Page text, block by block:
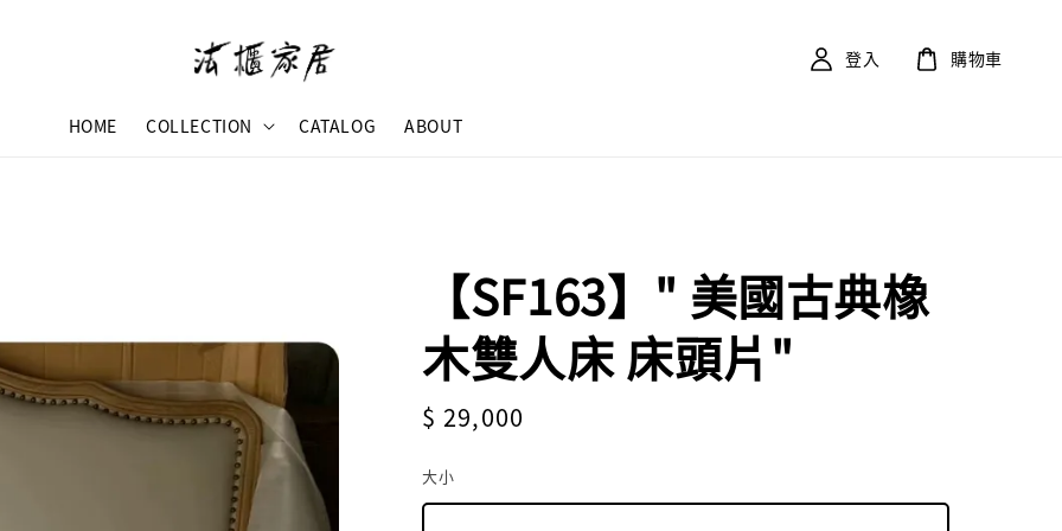
HOME COLLECTION CATALOG ABOUT
登入 購物車
【SF163】" 美國古典橡
木雙人床 床頭片"
Regular
$ 29,000
大小